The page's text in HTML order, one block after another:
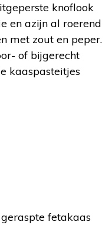
knoflook
en azijn al roerend
met zout en peper.
of bijgerecht
kaaspasteitjes
fetakaas